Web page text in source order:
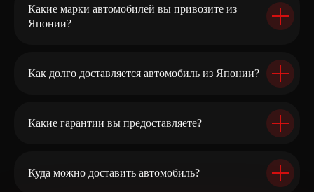
Какие марки автомобилей вы привозите из
Японии?
Как долго доставляется автомобиль из Японии?
Какие гарантии вы предоставляете?
Куда можно доставить автомобиль?
Реквизиты
Документы